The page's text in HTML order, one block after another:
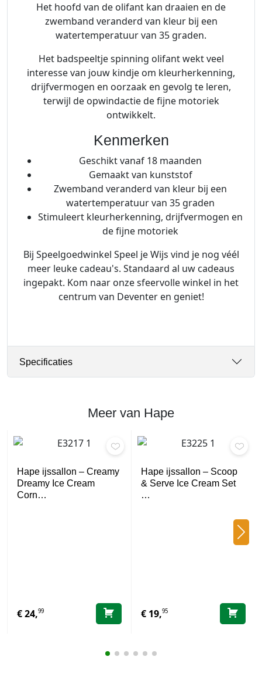
Het hoofd van de olifant kan draaien en de
zwemband veranderd van kleur bij een
watertemperatuur van 35 graden.
Het badspeeltje spinning olifant wekt veel
interesse van jouw kindje om kleurherkenning,
drijfvermogen en oorzaak en gevolg te leren,
terwijl de opwindactie de fijne motoriek
ontwikkelt.
Kenmerken
Geschikt vanaf 18 maanden
Gemaakt van kunststof
Zwemband veranderd van kleur bij een
watertemperatuur van 35 graden
Stimuleert kleurherkenning, drijfvermogen en
de fijne motoriek
Bij Speelgoedwinkel Speel je Wijs vind je nog véél
meer leuke cadeau's. Standaard al uw cadeaus
ingepakt. Kom naar onze sfeervolle winkel in het
centrum van Deventer en geniet!
Specificaties
Meer van Hape
Hape ijssallon – Creamy
Dreamy Ice Cream
Corn…
€24,99
Hape ijssallon – Scoop
& Serve Ice Cream Set
…
€ 19,95